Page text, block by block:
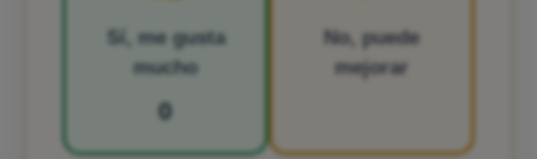
Sí, me gusta
mucho
0
No, puede
mejorar